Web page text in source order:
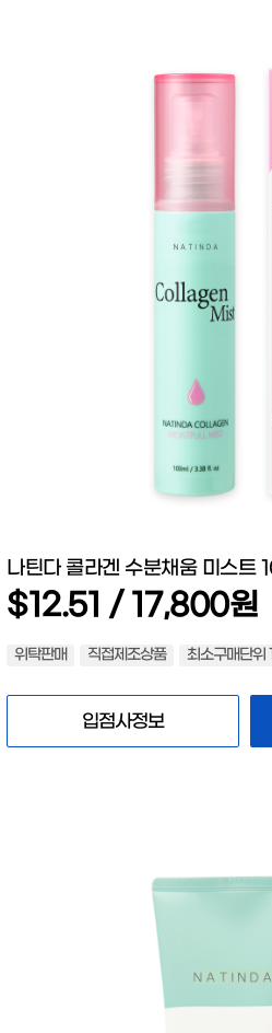
나틴다 콜라겐 수분채움 미스트
$12.51 / 17,800원
위탁판매 직접제조상품 최소구매단위
입점사정보